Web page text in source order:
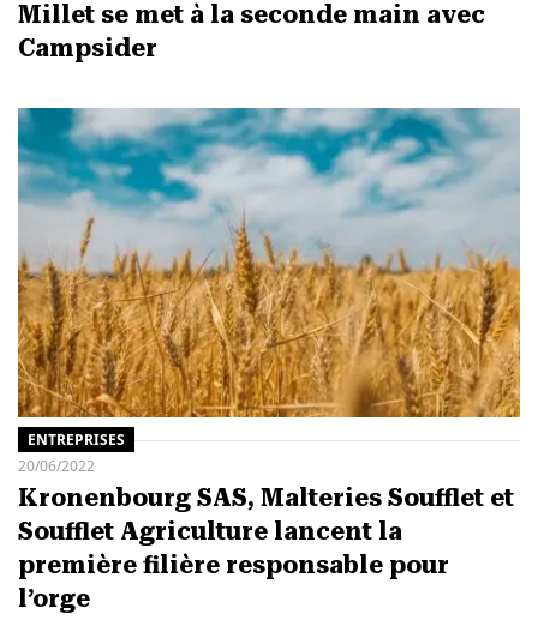
Millet se met à la seconde main avec
Campsider
ENTREPRISES
20/06/2022
Kronenbourg SAS, Malteries Soufflet et
Soufflet Agriculture lancent la
première filière responsable pour
l’orge